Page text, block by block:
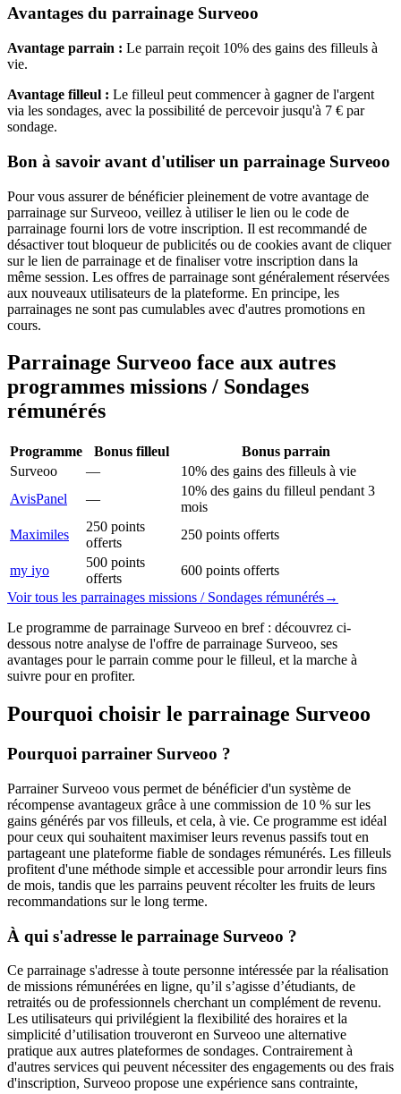
Avantages du parrainage Surveoo
Avantage parrain : Le parrain reçoit 10% des gains des filleuls à
vie.
Avantage filleul : Le filleul peut commencer à gagner de l'argent
via les sondages, avec la possibilité de percevoir jusqu'à 7 € par
sondage.
Bon à savoir avant d'utiliser un parrainage Surveoo
Pour vous assurer de bénéficier pleinement de votre avantage de
parrainage sur Surveoo, veillez à utiliser le lien ou le code de
parrainage fourni lors de votre inscription. Il est recommandé de
désactiver tout bloqueur de publicités ou de cookies avant de cliquer
sur le lien de parrainage et de finaliser votre inscription dans la
même session. Les offres de parrainage sont généralement réservées
aux nouveaux utilisateurs de la plateforme. En principe, les
parrainages ne sont pas cumulables avec d'autres promotions en
cours.
Parrainage Surveoo face aux autres
programmes missions / Sondages
rémunérés
Programme Bonus filleul
Bonus parrain
Surveoo
—
10% des gains des filleuls à vie
AvisPanel
—
10% des gains du filleul pendant 3
mois
Maximiles
250 points
offerts
250 points offerts
my iyo
500 points
offerts
600 points offerts
Voir tous les parrainages missions / Sondages rémunérés→
Le programme de parrainage Surveoo en bref : découvrez ci-
dessous notre analyse de l'offre de parrainage Surveoo, ses
avantages pour le parrain comme pour le filleul, et la marche à
suivre pour en profiter.
Pourquoi choisir le parrainage Surveoo
Pourquoi parrainer Surveoo ?
Parrainer Surveoo vous permet de bénéficier d'un système de
récompense avantageux grâce à une commission de 10 % sur les
gains générés par vos filleuls, et cela, à vie. Ce programme est idéal
pour ceux qui souhaitent maximiser leurs revenus passifs tout en
partageant une plateforme fiable de sondages rémunérés. Les filleuls
profitent d'une méthode simple et accessible pour arrondir leurs fins
de mois, tandis que les parrains peuvent récolter les fruits de leurs
recommandations sur le long terme.
À qui s'adresse le parrainage Surveoo ?
Ce parrainage s'adresse à toute personne intéressée par la réalisation
de missions rémunérées en ligne, qu’il s’agisse d’étudiants, de
retraités ou de professionnels cherchant un complément de revenu.
Les utilisateurs qui privilégient la flexibilité des horaires et la
simplicité d’utilisation trouveront en Surveoo une alternative
pratique aux autres plateformes de sondages. Contrairement à
d'autres services qui peuvent nécessiter des engagements ou des frais
d'inscription, Surveoo propose une expérience sans contrainte,